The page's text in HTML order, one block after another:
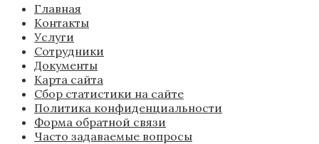
Главная
Контакты
Услуги
Сотрудники
Документы
Карта сайта
Сбор статистики на сайте
Политика конфиденциальности
Форма обратной связи
Часто задаваемые вопросы